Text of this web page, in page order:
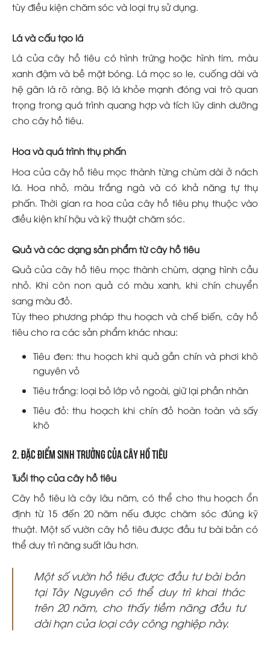
tùy điều kiện chăm sóc và loại trụ sử dụng.
Lá và cấu tạo lá
Lá của cây hồ tiêu có hình trứng hoặc hình tim, màu
xanh đậm và bề mặt bóng. Lá mọc so le, cuống dài và
hệ gân lá rõ ràng. Bộ lá khỏe mạnh đóng vai trò quan
trọng trong quá trình quang hợp và tích lũy dinh dưỡng
cho cây hồ tiêu.
Hoa và quá trình thụ phấn
Hoa của cây hồ tiêu mọc thành từng chùm dài ở nách
lá. Hoa nhỏ, màu trắng ngà và có khả năng tự thụ
phấn. Thời gian ra hoa của cây hồ tiêu phụ thuộc vào
điều kiện khí hậu và kỹ thuật chăm sóc.
Quả và các dạng sản phẩm từ cây hồ tiêu
Quả của cây hồ tiêu mọc thành chùm, dạng hình cầu
nhỏ. Khi còn non quả có màu xanh, khi chín chuyển
sang màu đỏ.
Tùy theo phương pháp thu hoạch và chế biến, cây hồ
tiêu cho ra các sản phẩm khác nhau:
Tiêu đen: thu hoạch khi quả gần chín và phơi khô
nguyên vỏ
Tiêu trắng: loại bỏ lớp vỏ ngoài, giữ lại phần nhân
Tiêu đỏ: thu hoạch khi chín đỏ hoàn toàn và sấy
khô
2. Đặc điểm sinh trưởng của cây hồ tiêu
Tuổi thọ của cây hồ tiêu
Cây hồ tiêu là cây lâu năm, có thể cho thu hoạch ổn
định từ 15 đến 20 năm nếu được chăm sóc đúng kỹ
thuật. Một số vườn cây hồ tiêu được đầu tư bài bản có
thể duy trì năng suất lâu hơn.
Một số vườn hồ tiêu được đầu tư bài bản
tại Tây Nguyên có thể duy trì khai thác
trên 20 năm, cho thấy tiềm năng đầu tư
dài hạn của loại cây công nghiệp này.